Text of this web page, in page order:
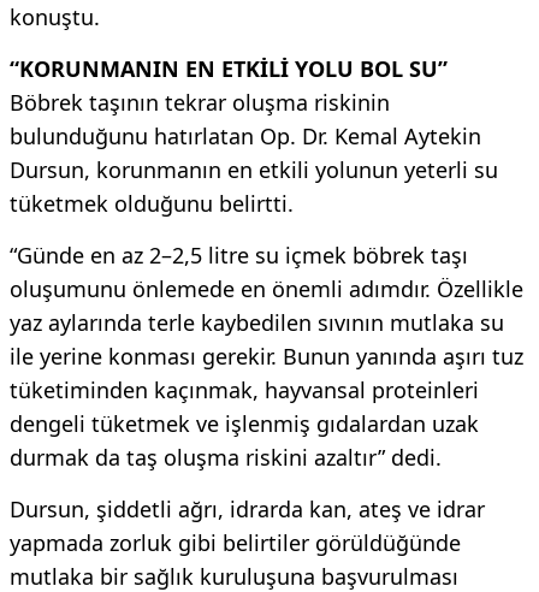
konuştu.
“KORUNMANIN EN ETKİLİ YOLU BOL SU”
Böbrek taşının tekrar oluşma riskinin
bulunduğunu hatırlatan Op. Dr. Kemal Aytekin
Dursun, korunmanın en etkili yolunun yeterli su
tüketmek olduğunu belirtti.
“Günde en az 2–2,5 litre su içmek böbrek taşı
oluşumunu önlemede en önemli adımdır. Özellikle
yaz aylarında terle kaybedilen sıvının mutlaka su
ile yerine konması gerekir. Bunun yanında aşırı tuz
tüketiminden kaçınmak, hayvansal proteinleri
dengeli tüketmek ve işlenmiş gıdalardan uzak
durmak da taş oluşma riskini azaltır” dedi.
Dursun, şiddetli ağrı, idrarda kan, ateş ve idrar
yapmada zorluk gibi belirtiler görüldüğünde
mutlaka bir sağlık kuruluşuna başvurulması